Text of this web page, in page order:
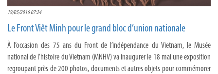
19/05/2016 07:24
Le Front Viêt Minh pour le grand bloc d’union nationale
À l’occasion des 75 ans du Front de l’indépendance du Vietnam, le Musée
national de l’histoire du Vietnam (MNHV) va inaugurer le 18 mai une exposition
regroupant près de 200 photos, documents et autres objets pour commémorer